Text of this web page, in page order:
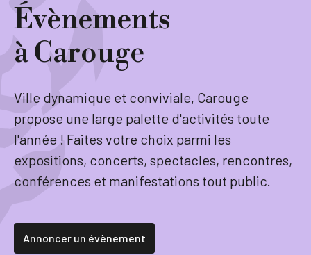
Mairie
Vie pratique
Actualités
Agenda
Lieux
Évènements
à Carouge
Ville dynamique et conviviale, Carouge
propose une large palette d'activités toute
l'année ! Faites votre choix parmi les
expositions, concerts, spectacles, rencontres,
conférences et manifestations tout public.
Annoncer un évènement